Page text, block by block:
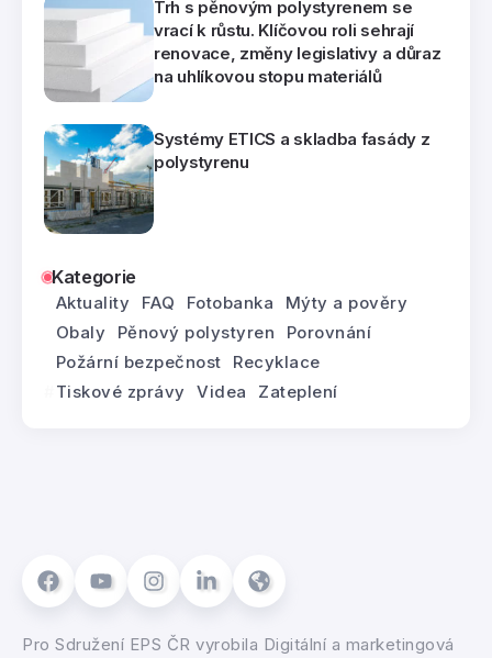
Trh s pěnovým polystyrenem se
vrací k růstu. Klíčovou roli sehrají
renovace, změny legislativy a důraz
na uhlíkovou stopu materiálů
Systémy ETICS a skladba fasády z
polystyrenu
Kategorie
Aktuality FAQ Fotobanka
Mýty a pověry
Obaly
Pěnový polystyren
Porovnání
Požární bezpečnost
Recyklace
Tiskové zprávy
Videa Zateplení
Pro Sdružení EPS ČR vyrobila Digitální a marketingová